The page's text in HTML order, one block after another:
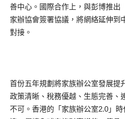
善中心。國際合作上，與彭博推出
家辦協會簽署協議，將網絡延伸到
對接。
首份五年規劃將家族辦公室發展提
政策清晰、稅務優越、生態完善、
不可。香港的「家族辦公室2.0」